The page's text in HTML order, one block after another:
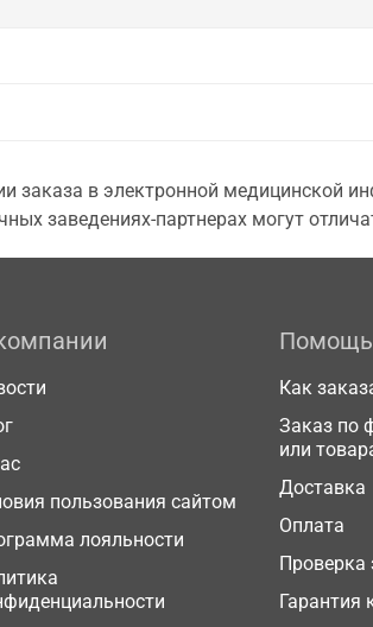
заказа в электронной медицинской
заведениях-партнерах могут
пользования сайтом
лояльности
Помощь
Как
Заказ по
или
Доставка
Оплата
Проверка
Гарантия